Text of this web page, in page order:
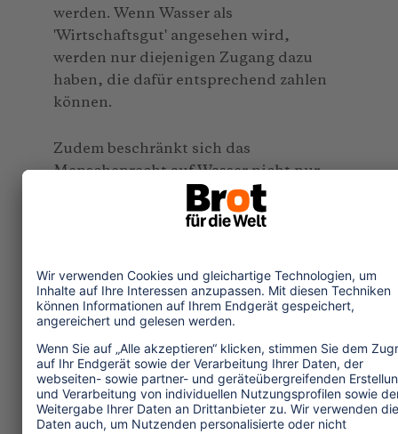
werden. Wenn Wasser als
'Wirtschaftsgut' angesehen wird,
werden nur diejenigen Zugang dazu
haben, die dafür entsprechend zahlen
können.
Zudem beschränkt sich das
Menschenrecht auf Wasser nicht nur
auf den Zugang, sondern umfasst auch
die öffentliche Kontrolle über Wasser.
Gesetze verabschieden, durch die die
Wasserrechte der Bevölkerung vor Ort
sichergestellt werden, und sie müssen
sie wirksam umsetzen. Das
Verursacherprinzip muss durchgesetzt
werden, um sicherzustellen, dass die
Umwelt keinen Schaden nimmt und die